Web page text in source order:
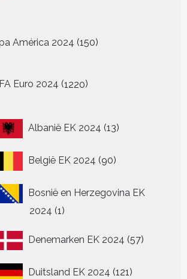
América 2024 150
producten
Euro 2024 1220
producten
Albanië EK 2024 1313
België EK 2024 9090
Bosnië en Herzegovina EK
2024 11
Denemarken EK 2024 5757
Duitsland EK 2024 121121